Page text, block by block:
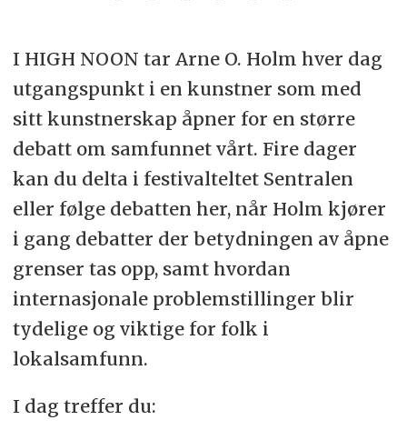
I HIGH NOON tar Arne O. Holm hver dag
utgangspunkt i en kunstner som med
sitt kunstnerskap åpner for en større
debatt om samfunnet vårt. Fire dager
kan du delta i festivalteltet Sentralen
eller følge debatten her, når Holm kjører
i gang debatter der betydningen av åpne
grenser tas opp, samt hvordan
internasjonale problemstillinger blir
tydelige og viktige for folk i
lokalsamfunn.
I dag treffer du: